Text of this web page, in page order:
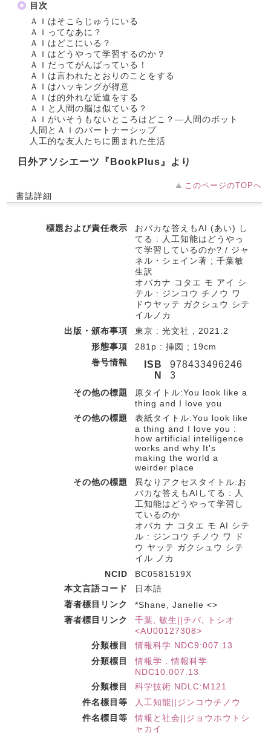
目次
ＡＩはそこらじゅうにいる
ＡＩってなあに？
ＡＩはどこにいる？
ＡＩはどうやって学習するのか？
ＡＩだってがんばっている！
ＡＩは言われたとおりのことをする
ＡＩはハッキングが得意
ＡＩは的外れな近道をする
ＡＩと人間の脳は似ている？
ＡＩがいそうもないところはどこ？―人間のボット
人間とＡＩのパートナーシップ
人工的な友人たちに囲まれた生活
日外アソシエーツ『BookPlus』より
このページのTOPへ
書誌詳細
標題および責任表示
おバカな答えもAI (あい) し
てる : 人工知能はどうやっ
て学習しているのか? / ジャ
ネル・シェイン著 ; 千葉敏
生訳
オバカナ コタエ モ アイ シ
テル : ジンコウ チノウ ワ
ドウヤッテ ガクシュウ シテ
イルノカ
出版・頒布事項
東京 : 光文社 , 2021.2
形態事項
281p : 挿図 ; 19cm
巻号情報
ISB
N
978433496246
3
その他の標題
原タイトル:You look like a
thing and I love you
その他の標題
表紙タイトル:You look like
a thing and I love you :
how artificial intelligence
works and why It's
making the world a
weirder place
その他の標題
異なりアクセスタイトル:お
バカな答えもAIしてる : 人
工知能はどうやって学習し
ているのか
オバカ ナ コタエ モ AI シテ
ル : ジンコウ チノウ ワ ド
ウ ヤッテ ガクシュウ シテ
イル ノカ
NCID
BC0581519X
本文言語コード
日本語
著者標目リンク
*Shane, Janelle <>
著者標目リンク
千葉, 敏生||チバ, トシオ
<AU00127308>
分類標目
情報科学 NDC9:007.13
分類標目
情報学．情報科学
NDC10:007.13
分類標目
科学技術 NDLC:M121
件名標目等
人工知能||ジンコウチノウ
件名標目等
情報と社会||ジョウホウトシ
ャカイ